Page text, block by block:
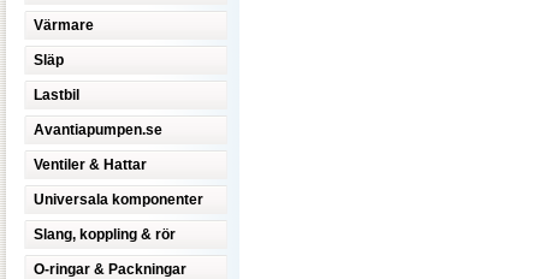
Värmare
Släp
Lastbil
Avantiapumpen.se
Ventiler & Hattar
Universala komponenter
Slang, koppling & rör
O-ringar & Packningar